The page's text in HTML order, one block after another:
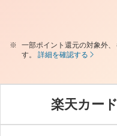
一部ポイント還元の対象外
す。 詳細を確認する
楽天カー